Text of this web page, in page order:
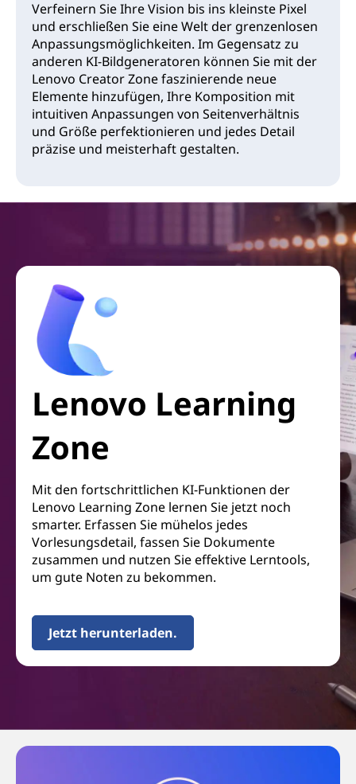
Verfeinern Sie Ihre Vision bis ins kleinste Pixel
und erschließen Sie eine Welt der grenzenlosen
Anpassungsmöglichkeiten. Im Gegensatz zu
anderen KI-Bildgeneratoren können Sie mit der
Lenovo Creator Zone faszinierende neue
Elemente hinzufügen, Ihre Komposition mit
intuitiven Anpassungen von Seitenverhältnis
und Größe perfektionieren und jedes Detail
präzise und meisterhaft gestalten.
Lenovo Learning
Zone
Mit den fortschrittlichen KI-Funktionen der
Lenovo Learning Zone lernen Sie jetzt noch
smarter. Erfassen Sie mühelos jedes
Vorlesungsdetail, fassen Sie Dokumente
zusammen und nutzen Sie effektive Lerntools,
um gute Noten zu bekommen.
Jetzt herunterladen.